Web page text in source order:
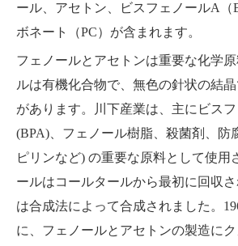
ール、アセトン、ビスフェノールA（
ボネート（PC）が含まれます。
フェノールとアセトンは重要な化学
ルは有機化合物で、無色の針状の結
があります。川下産業は、主にビス
(BPA)、フェノール樹脂、殺菌剤、防
ピリンなど) の重要な原料として使用
ールはコールタールから最初に回収
は合成法によって合成されました。
に、フェノールとアセトンの製造に